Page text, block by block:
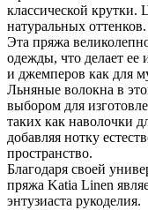
классической крутки.
натуральных оттенков.
Эта пряжа
одежды, что делает ее
и джемперов как для
Льняные волокна в
выбором для
таких как наволочки
добавляя нотку
пространство.
Благодаря своей
пряжа Katia Linen
энтузиаста рукоделия.